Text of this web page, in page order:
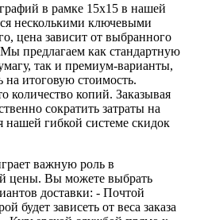
в рамке 15х15 в нашей
несколькими ключевыми
цена зависит от выбранного
предлагаем как стандартную
так и премиум-варианты,
на итоговую стоимость.
количество копий. Заказывая
сократить затраты на
нашей гибкой системе скидок
важную роль в
цены. Вы можете выбрать
доставки: - Почтой
будет зависеть от веса заказа